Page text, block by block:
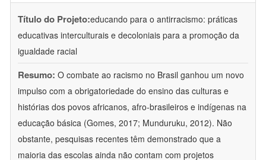
Título do Projeto:educando para o antirracismo: práticas
educativas interculturais e decoloniais para a promoção da
igualdade racial
Resumo: O combate ao racismo no Brasil ganhou um novo
impulso com a obrigatoriedade do ensino das culturas e
histórias dos povos africanos, afro-brasileiros e indígenas na
educação básica (Gomes, 2017; Munduruku, 2012). Não
obstante, pesquisas recentes têm demonstrado que a
maioria das escolas ainda não contam com projetos